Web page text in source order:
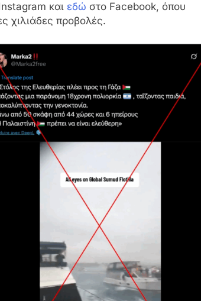
και εδώ στο Facebook, όπου
χιλιάδες προβολές.